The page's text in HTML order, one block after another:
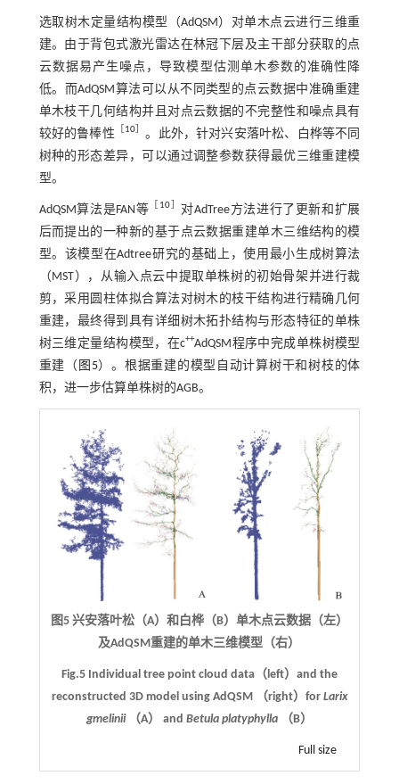
选取树木定量结构模型（AdQSM）对单木点云进行三维重
建。由于背包式激光雷达在林冠下层及主干部分获取的点
云数据易产生噪点，导致模型估测单木参数的准确性降
低。而AdQSM算法可以从不同类型的点云数据中准确重建
单木枝干几何结构并且对点云数据的不完整性和噪点具有
较好的鲁棒性 ［10］ 。此外，针对兴安落叶松、白桦等不同
树种的形态差异，可以通过调整参数获得最优三维重建模
型。
AdQSM算法是FAN等 ［ 10］ 对AdTree方法进行了更新和扩展
后而提出的一种新的基于点云数据重建单木三维结构的模
型。该模型在Adtree研究的基础上，使用最小生成树算法
（MST），从输入点云中提取单株树的初始骨架并进行裁
剪，采用圆柱体拟合算法对树木的枝干结构进行精确几何
重建，最终得到具有详细树木拓扑结构与形态特征的单株
树三维定量结构模型，在c++AdQSM程序中完成单株树模型
重建（ 图5）。根据重建的模型自动计算树干和树枝的体
积，进一步估算单株树的AGB。
图5 兴安落叶松（A）和白桦（B）单木点云数据（左）
及AdQSM重建的单木三维模型（右）
Fig.5 Individual tree point cloud data（left）and the
reconstructed 3D model using AdQSM （right）for Larix
gmelinii（A） and Betula platyphylla（B）
Full size